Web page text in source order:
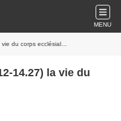
MENU
du corps ecclésial…
14.27) la vie du